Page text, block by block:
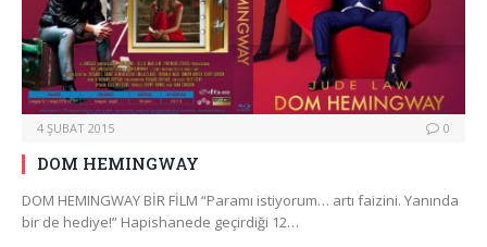
4 ŞUBAT 2015 0
DOM HEMINGWAY
DOM HEMINGWAY BİR FİLM “Paramı istiyorum… artı faizini. Yanında
bir de hediye!” Hapishanede geçirdiği 12…